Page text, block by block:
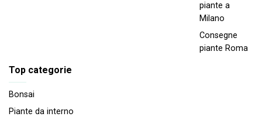
piante a
Milano
Consegne
piante Roma
Top categorie
Bonsai
Piante da interno